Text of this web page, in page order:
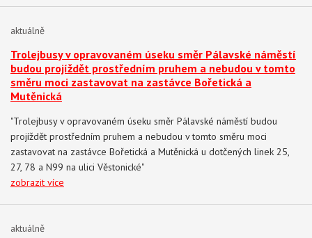
aktuálně
Trolejbusy v opravovaném úseku směr Pálavské náměstí
budou projíždět prostředním pruhem a nebudou v tomto
směru moci zastavovat na zastávce Bořetická a
Mutěnická
"Trolejbusy v opravovaném úseku směr Pálavské náměstí budou
projíždět prostředním pruhem a nebudou v tomto směru moci
zastavovat na zastávce Bořetická a Mutěnická u dotčených linek 25,
27, 78 a N99 na ulici Věstonické"
zobrazit více
aktuálně